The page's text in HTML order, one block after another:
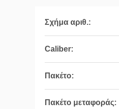
Σχήμα αριθ.:
Caliber:
Πακέτο:
Πακέτο μεταφοράς: